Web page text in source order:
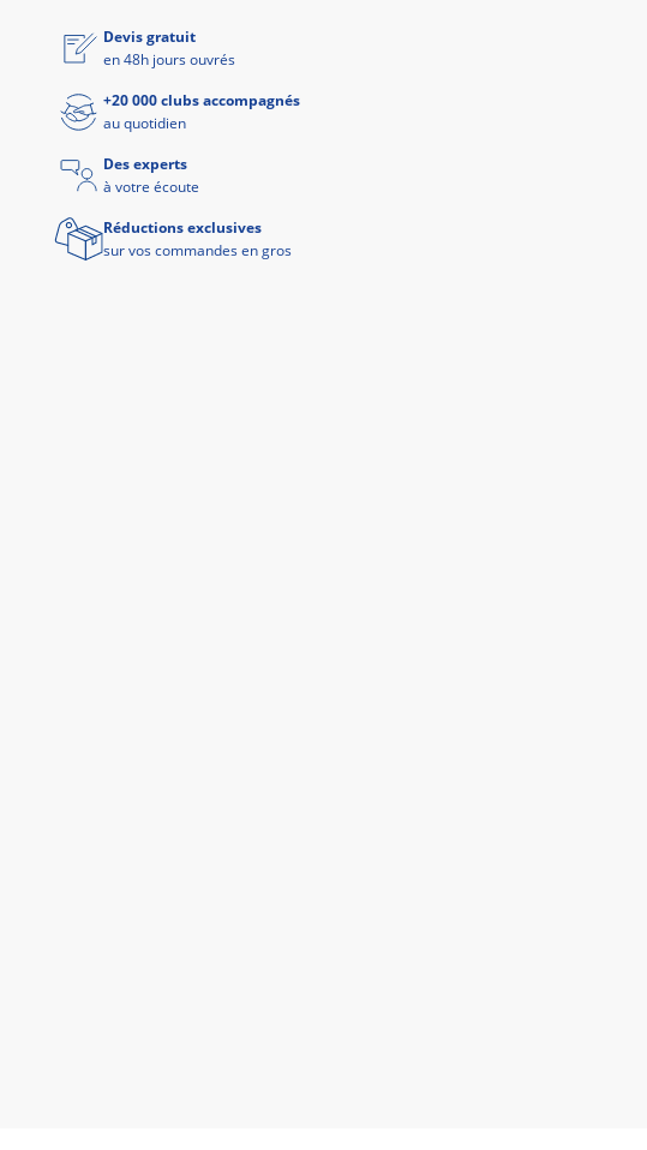
Devis gratuit
en 48h jours ouvrés
+20 000 clubs accompagnés
au quotidien
Des experts
à votre écoute
Réductions exclusives
sur vos commandes en gros